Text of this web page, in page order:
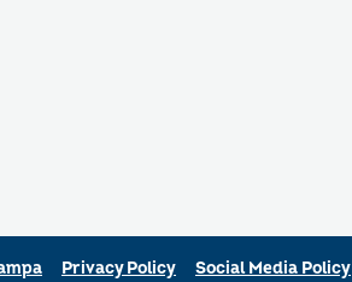
Privacy Policy Social Media Policy